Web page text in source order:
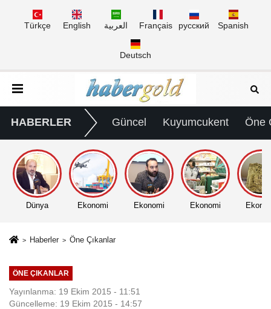
Türkçe English العربية Français русский Spanish
Deutsch
HABERLER Güncel Kuyumcukent Öne
Dünya Ekonomi Ekonomi Ekonomi
Haberler Öne Çıkanlar
ÖNE ÇIKANLAR
Yayınlanma: 19 Ekim 2015 - 11:51
Güncelleme: 19 Ekim 2015 - 14:57